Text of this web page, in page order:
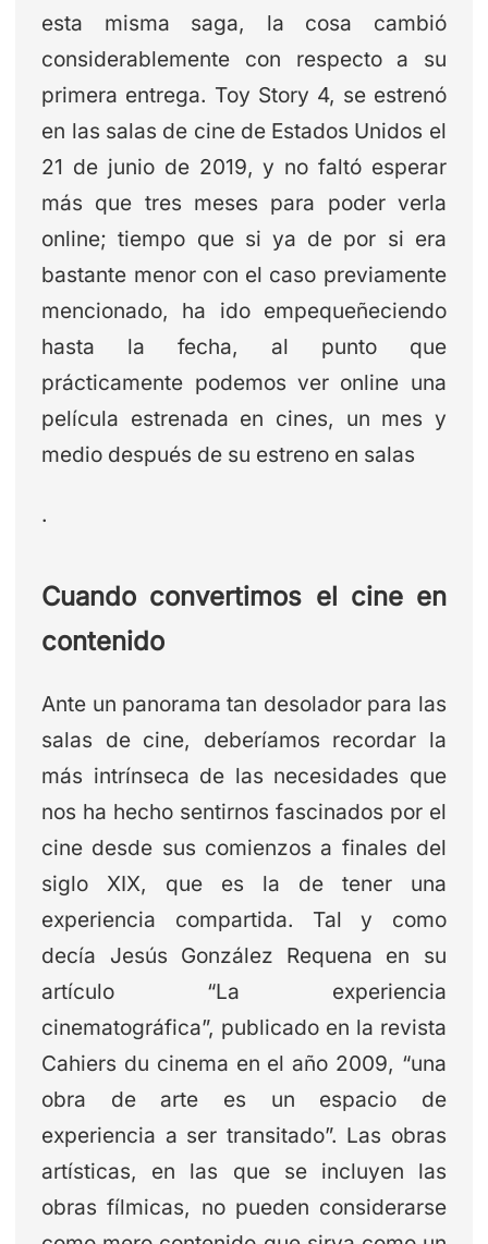
esta misma saga, la cosa cambió
considerablemente con respecto a su
primera entrega. Toy Story 4, se estrenó
en las salas de cine de Estados Unidos el
21 de junio de 2019, y no faltó esperar
más que tres meses para poder verla
online; tiempo que si ya de por si era
bastante menor con el caso previamente
mencionado, ha ido empequeñeciendo
hasta la fecha, al punto que
prácticamente podemos ver online una
película estrenada en cines, un mes y
medio después de su estreno en salas
.
Cuando convertimos el cine en
contenido
Ante un panorama tan desolador para las
salas de cine, deberíamos recordar la
más intrínseca de las necesidades que
nos ha hecho sentirnos fascinados por el
cine desde sus comienzos a finales del
siglo XIX, que es la de tener una
experiencia compartida. Tal y como
decía Jesús González Requena en su
artículo “La experiencia
cinematográfica”, publicado en la revista
Cahiers du cinema en el año 2009, “una
obra de arte es un espacio de
experiencia a ser transitado”. Las obras
artísticas, en las que se incluyen las
obras fílmicas, no pueden considerarse